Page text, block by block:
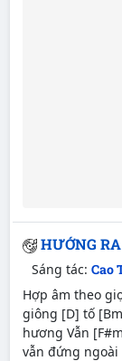
HƯỚNG
Sáng tác: Cao
Hợp âm theo
giông [D] tố
hương Vẫn
vẫn đứng